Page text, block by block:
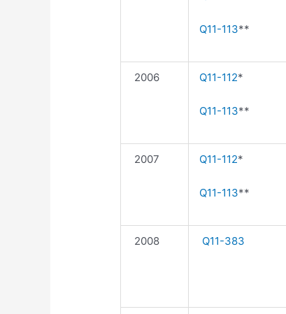
Q11-113**
2006 Q11-112*
Q11-113**
2007 Q11-112*
Q11-113**
2008 Q11-383